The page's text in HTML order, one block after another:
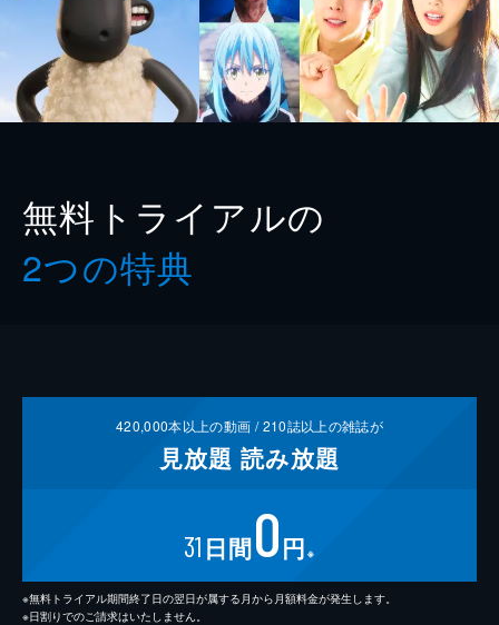
無料トライアルの
2つの特典
420,000本以上の動画 /210誌以上の雑誌が
見放題 読み放題
31 日間0円 ※
※無料トライアル期間終了日の翌日が属する月から月額料金が発生します。
※日割りでのご請求はいたしません。